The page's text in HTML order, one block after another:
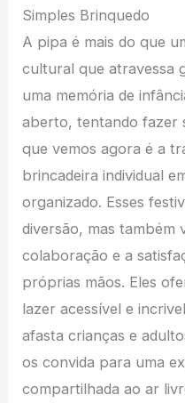
Simples Brinquedo
A pipa é mais do que
cultural que atravessa
uma memória de
aberto, tentando fazer
que vemos agora é a
brincadeira individual
organizado. Esses
diversão, mas também
colaboração e a
próprias mãos. Eles
lazer acessível e
afasta crianças e
os convida para uma
compartilhada ao ar